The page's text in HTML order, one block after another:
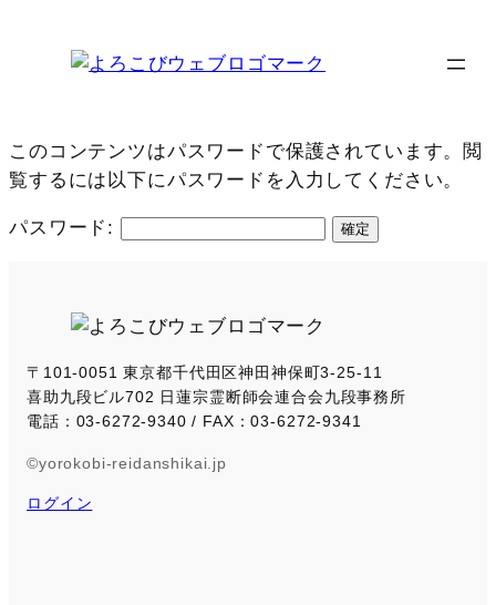
ッ
プ
このコンテンツはパスワードで保護されています。閲
覧するには以下にパスワードを入力してください。
パスワード:
〒101-0051 東京都千代田区神田神保町3-25-11
喜助九段ビル702 日蓮宗霊断師会連合会九段事務所
電話：03-6272-9340 / FAX：03-6272-9341
©yorokobi-reidanshikai.jp
ログイン